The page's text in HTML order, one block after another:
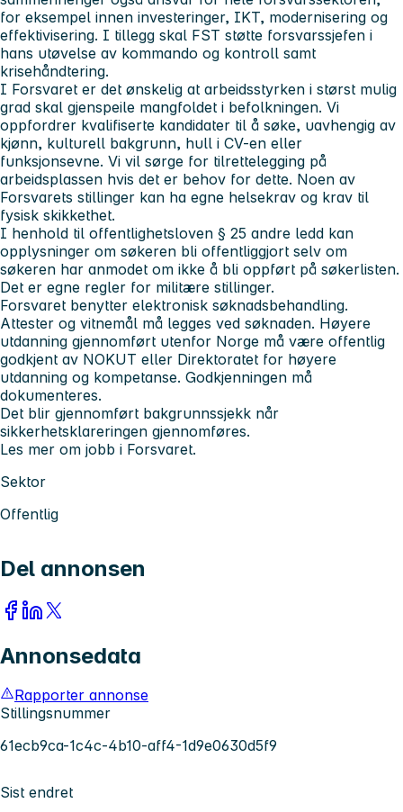
for eksempel innen investeringer, IKT, modernisering og
effektivisering. I tillegg skal FST støtte forsvarssjefen i
hans utøvelse av kommando og kontroll samt
krisehåndtering.
I Forsvaret er det ønskelig at arbeidsstyrken i størst mulig
grad skal gjenspeile mangfoldet i befolkningen. Vi
oppfordrer kvalifiserte kandidater til å søke, uavhengig av
kjønn, kulturell bakgrunn, hull i CV-en eller
funksjonsevne. Vi vil sørge for tilrettelegging på
arbeidsplassen hvis det er behov for dette. Noen av
Forsvarets stillinger kan ha egne helsekrav og krav til
fysisk skikkethet.
I henhold til offentlighetsloven § 25 andre ledd kan
opplysninger om søkeren bli offentliggjort selv om
søkeren har anmodet om ikke å bli oppført på søkerlisten.
Det er egne regler for militære stillinger.
Forsvaret benytter elektronisk søknadsbehandling.
Attester og vitnemål må legges ved søknaden. Høyere
utdanning gjennomført utenfor Norge må være offentlig
godkjent av NOKUT eller Direktoratet for høyere
utdanning og kompetanse. Godkjenningen må
dokumenteres.
Det blir gjennomført bakgrunnssjekk når
sikkerhetsklareringen gjennomføres.
Les mer om jobb i Forsvaret.
Sektor
Offentlig
Del annonsen
Annonsedata
Rapporter annonse
Stillingsnummer
61ecb9ca-1c4c-4b10-aff4-1d9e0630d5f9
Sist endret